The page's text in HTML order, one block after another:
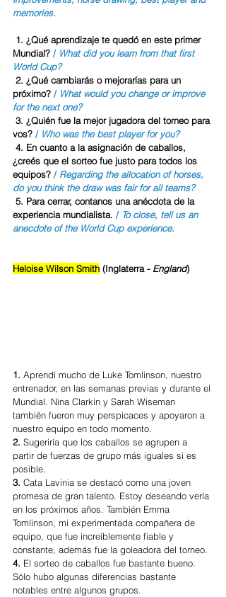
memories.
Mundial? / What did you learn from that first
World Cup?
próximo? / What would you change or improve
for the next one?
vos? / Who was the best player for you?
¿creés que el sorteo fue justo para todos los
equipos? / Regarding the allocation of horses,
do you think the draw was fair for all teams?
experiencia mundialista. / To close, tell us an
anecdote of the World Cup experience.
Heloise Wilson Smith (Inglaterra - England)
1. Aprendí mucho de Luke Tomlinson, nuestro
entrenador, en las semanas previas y durante el
Mundial. Nina Clarkin y Sarah Wiseman
también fueron muy perspicaces y apoyaron a
nuestro equipo en todo momento.
2. Sugeriría que los caballos se agrupen a
partir de fuerzas de grupo más iguales si es
posible.
3. Cata Lavinia se destacó como una joven
promesa de gran talento. Estoy deseando verla
en los próximos años. También Emma
Tomlinson, mi experimentada compañera de
equipo, que fue increíblemente fiable y
constante, además fue la goleadora del torneo.
4. El sorteo de caballos fue bastante bueno.
Sólo hubo algunas diferencias bastante
notables entre algunos grupos.